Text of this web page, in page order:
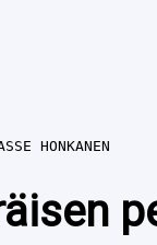
HONKANEN